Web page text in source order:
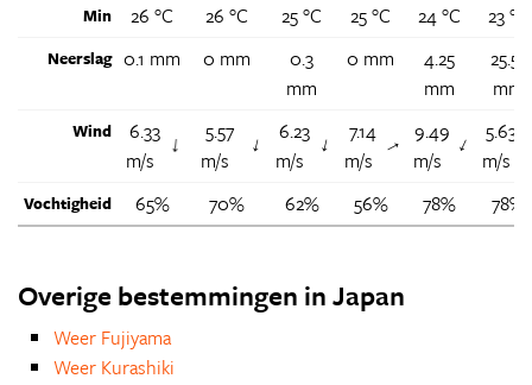
Min 26 °C 26 °C 25 °C 25 °C 24 °C 23 °C
Neerslag 0.1 mm 0 mm
0.3
mm
0 mm
4.25
mm
25.55
mm
Wind
6.33
m/s
↑
5.57
m/s
↑
6.23
m/s
↑
7.14
m/s
↑
9.49
m/s
↑
5.63
m/s
Vochtigheid 65% 70% 62% 56% 78% 78%
Overige bestemmingen in Japan
Weer Fujiyama
Weer Kurashiki